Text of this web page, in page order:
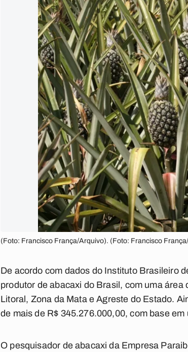
(Foto: Francisco França/Arquivo). (Foto: Francisco
De acordo com dados do Instituto Brasileiro
produtor de abacaxi do Brasil, com uma
Litoral, Zona da Mata e Agreste do Estado.
de mais de R$ 345.276.000,00, com base
O pesquisador de abacaxi da Empresa